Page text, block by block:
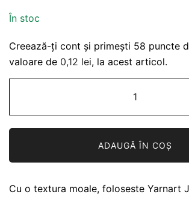
evaluări de la
În stoc
Creează-ți cont și primești 58 puncte
valoare de 0,12 lei, la acest articol.
Fir
YarnArt
48
Bej
ADAUGĂ ÎN COȘ
Cu o textura moale, foloseste Yarnart